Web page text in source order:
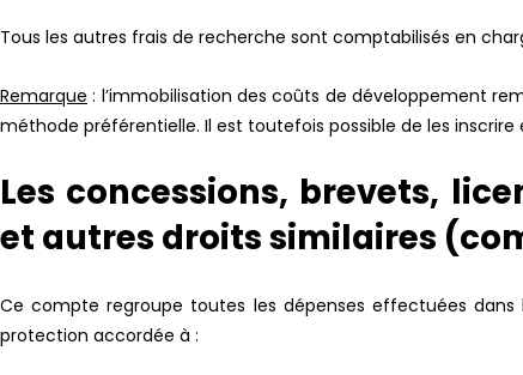
Tous les autres frais de recherche sont comptabilisés en
Remarque : l’immobilisation des coûts de développement
méthode préférentielle. Il est toutefois possible de les inscrire
Les concessions, brevets,
et autres droits similaires
Ce compte regroupe toutes les dépenses effectuées
protection accordée à :